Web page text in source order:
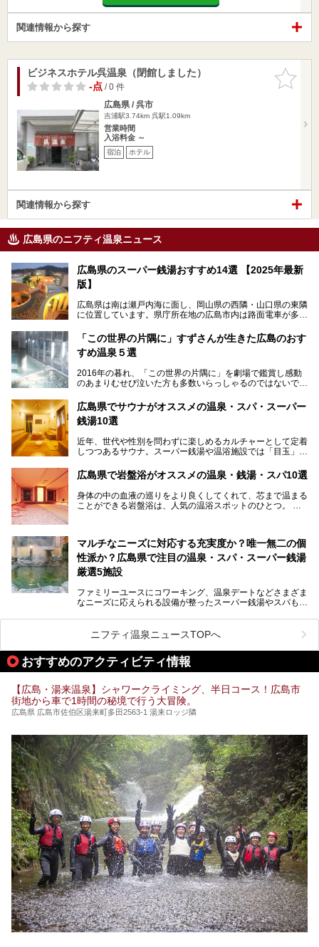
関連情報から探す
お気に入
りに追加
ビジネスホテル呉温泉（閉館しました）
-点/ 0 件
広島県 / 呉市
吉浦駅3.74km 呉駅1.09km
営業時間
入浴料金 ～
宿泊 ホテル
関連情報から探す
広島県のニフティ温泉ニュース
広島県のスーパー銭湯おすすめ14選 【2025年最新
版】
広島県は南は瀬戸内海に面し、岡山県の西隣・山口県の東隣
に位置しています。県庁所在地の広島市内は路面電車が多数
厳島神社と原爆ドームの2つの世界文化遺産があり、年間を
通して多数の観光客が訪れます。工業都市として栄えた呉市
や、坂の町・尾道市など、ゆっくり訪れたい町や観光スポッ
モン、全国にファンが多い広島風お好み焼きなどのグルメも
充実。
銭湯をご紹介します。
「この世界の片隅に」すずさんが生きた広島のおす
すめ温泉５選
2016年の暮れ、「この世界の片隅に」を劇場で鑑賞し感動
のあまりむせび泣いた方も多数いらっしゃるのではないでし
あの夏のヒロシマを生きた主人公すずさんの笑顔が、今もど
こかに輝きつづけていることをふと思い浮かべます。
そんな映画の舞台となった広島県呉市を中心に、広島のおす
広島県でサウナがオススメの温泉・スパ・スーパー
銭湯10選
近年、世代や性別を問わずに楽しめるカルチャーとして定着
しつつあるサウナ。スーパー銭湯や温浴施設では「目玉」と
わりと身体の内部を温めて発汗を促すサウナは、リフレッシ
ュ効果はもちろん、代謝が高まり健康や美容にも良い影響が
期待されます。今回はそんなサウナにこだわった、広島県内
のオススメ温泉・銭湯・スパ10ヶ所を紹介させていただき
ます。
広島県で岩盤浴がオススメの温泉・銭湯・スパ10選
身体の中の血液の巡りをより良くしてくれて、芯まで温まる
ことができる岩盤浴は、人気の温浴スポットのひとつ。
る、広島県でオススメの温泉・銭湯・スパをご紹介していき
ます！
マルチなニーズに対応する充実度か？唯一無二の個
性派か？広島県で注目の温泉・スパ・スーパー銭湯
厳選5施設
ファミリーユースにコワーキング、温泉デートなどさまざま
なニーズに応えられる設備が整ったスーパー銭湯やスパも、
いった個性が魅力の温泉も、どちらも充実している広島県。
今回は、そんな広島県にある温浴施設のなかから、筆者が
「一度訪ねてみたい」と気になっている魅力的な施設を5件
ピックアップして紹介します。
※2021/07/30時点の情報です。
ニフティ温泉ニュースTOPへ
おすすめのアクティビティ情報
【広島・湯来温泉】シャワークライミング、半日コース！広島市
街地から車で1時間の秘境で行う大冒険。
広島県 広島市佐伯区湯来町多田2563-1 湯来ロッジ隣